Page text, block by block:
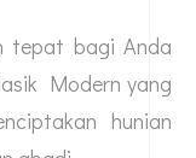
tepat bagi Anda
Modern yang
hunian